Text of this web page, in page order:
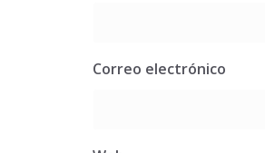
Correo electrónico